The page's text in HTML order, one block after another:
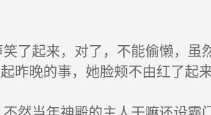
了起来，对了，不能偷懒，虽
昨晚的事，她脸颊不由红了起